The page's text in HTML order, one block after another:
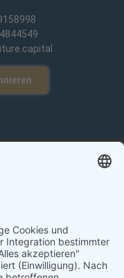
Cookie-Einstellungen
IT